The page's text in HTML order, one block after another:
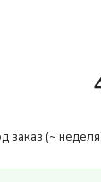
заказ (~